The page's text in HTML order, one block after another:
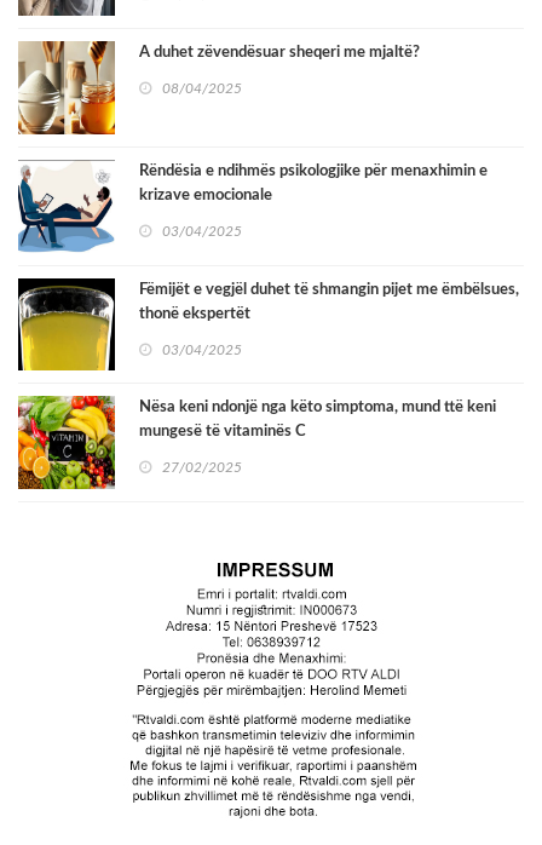
A duhet zëvendësuar sheqeri me mjaltë?
08/04/2025
Rëndësia e ndihmës psikologjike për menaxhimin e
krizave emocionale
03/04/2025
Fëmijët e vegjël duhet të shmangin pijet me ëmbëlsues,
thonë ekspertët
03/04/2025
Nësa keni ndonjë nga këto simptoma, mund ttë keni
mungesë të vitaminës C
27/02/2025